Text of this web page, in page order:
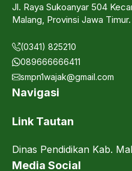
Jl. Raya Sukoanyar 504
Malang, Provinsi Jawa
(0341) 825210
089666666411
smpn1wajak@gmail.com
Navigasi
Link Tautan
Dinas Pendidikan Kab.
Media Social